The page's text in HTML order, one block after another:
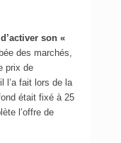
son «
des marchés,
prix de
l’a fait lors de la
était fixé à 25
l’offre de